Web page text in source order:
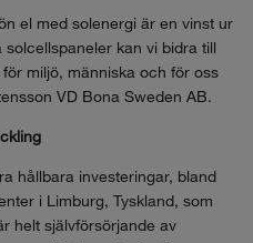
el med solenergi är en vinst ur
kan vi bidra till
miljö, människa och för oss
VD Bona Sweden AB.
hållbara investeringar, bland
i Limburg, Tyskland, som
helt självförsörjande av